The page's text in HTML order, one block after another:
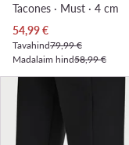
Tacones · Must · 4 cm
Praegune hind
54,99€
Tavahind79,99 €
Madalaim hind58,99 €